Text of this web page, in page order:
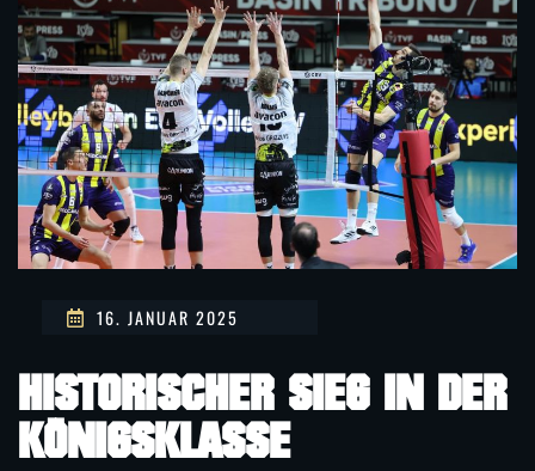
16. JANUAR 2025
HISTORISCHER SIEG IN DER
KÖNIGSKLASSE